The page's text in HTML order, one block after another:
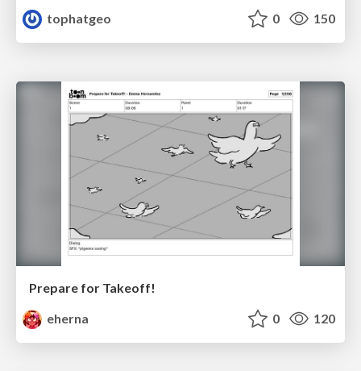
tophatgeo
0 150
Prepare for Takeoff!
eherna
0 120